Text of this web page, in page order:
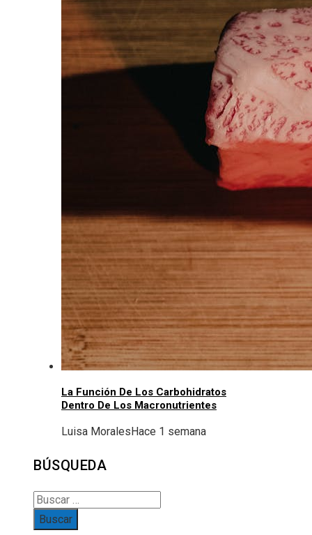
La Función De Los Carbohidratos
Dentro De Los Macronutrientes
Luisa MoralesHace 1 semana
BÚSQUEDA
Buscar: